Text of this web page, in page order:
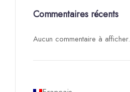
Commentaires récents
Aucun commentaire à afficher.